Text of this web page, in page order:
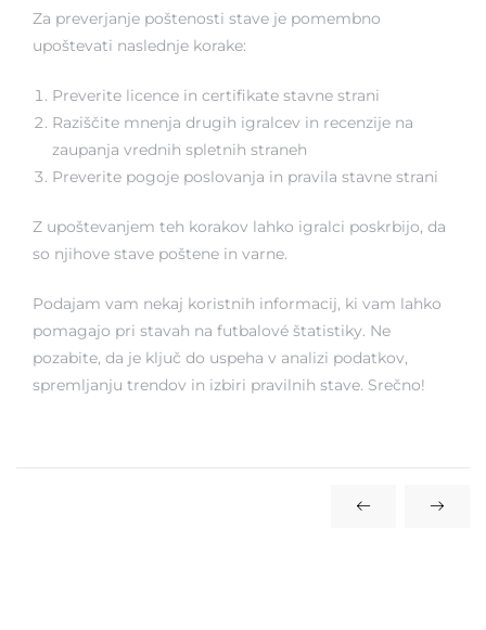
Za preverjanje poštenosti stave je pomembno
upoštevati naslednje korake:
Preverite licence in certifikate stavne strani
Raziščite mnenja drugih igralcev in recenzije na
zaupanja vrednih spletnih straneh
Preverite pogoje poslovanja in pravila stavne strani
Z upoštevanjem teh korakov lahko igralci poskrbijo, da
so njihove stave poštene in varne.
Podajam vam nekaj koristnih informacij, ki vam lahko
pomagajo pri stavah na futbalové štatistiky. Ne
pozabite, da je ključ do uspeha v analizi podatkov,
spremljanju trendov in izbiri pravilnih stave. Srečno!